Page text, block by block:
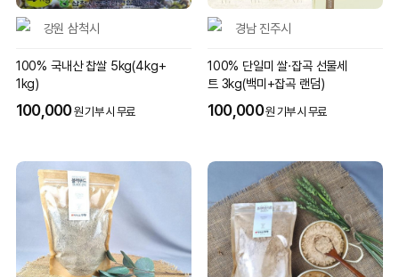
강원 삼척시
100% 국내산 찹쌀 5kg(4kg+
1kg)
100,000원 기부 시 무료
경남 진주시
100% 단일미 쌀·잡곡 선물세
트 3kg(백미+잡곡 랜덤)
100,000원 기부 시 무료